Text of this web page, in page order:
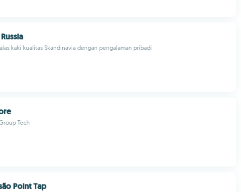
kaki kualitas Skandinavia dengan pengalaman pribadi
Tech
Point Tap